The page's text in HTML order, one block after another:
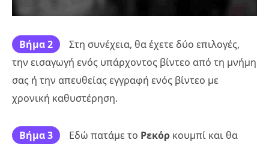
Βήμα 2
Στη συνέχεια, θα έχετε δύο επιλογές,
την εισαγωγή ενός υπάρχοντος βίντεο από τη μνήμη
σας ή την απευθείας εγγραφή ενός βίντεο με
χρονική καθυστέρηση.
Βήμα 3 Εδώ πατάμε το Ρεκόρ κουμπί και θα